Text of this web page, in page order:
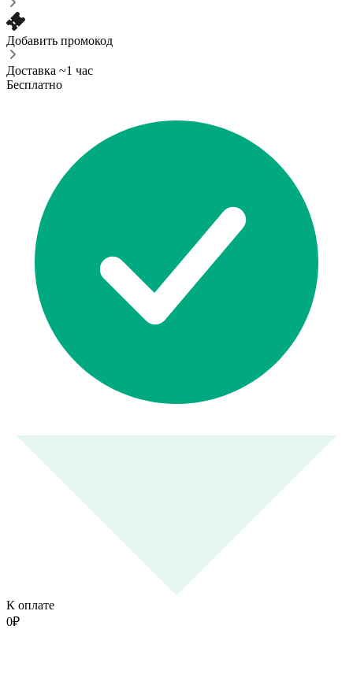
Добавить промокод
Доставка ~1 час
Бесплатно
К оплате
0₽